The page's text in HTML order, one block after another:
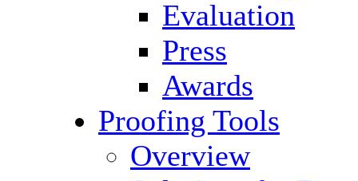
Evaluation
Press
Awards
Proofing Tools
Overview